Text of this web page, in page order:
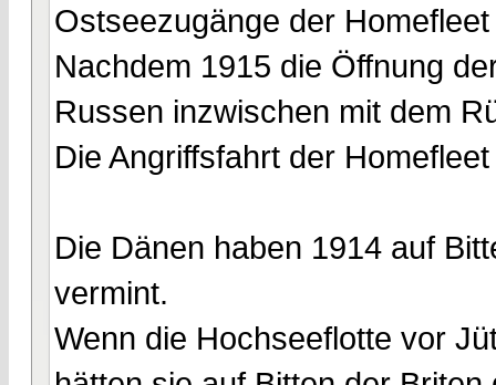
Ostseezugänge der
Nachdem 1915 die Öffnung
Russen inzwischen mit dem
Die Angriffsfahrt der
Die Dänen haben 1914 auf
vermint.
Wenn die Hochseeflotte vor